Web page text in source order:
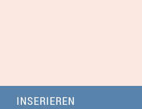
INSERIEREN